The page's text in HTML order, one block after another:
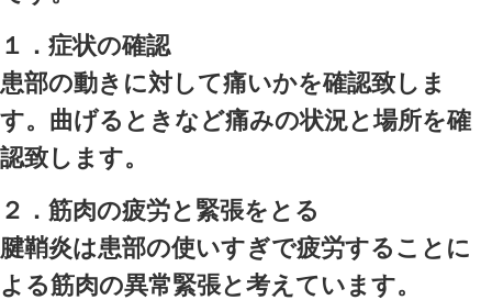
この痛みのおかげで普通の生
えることもあります。